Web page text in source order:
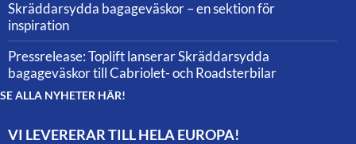
Skräddarsydda bagageväskor – en sektion för
inspiration
Pressrelease: Toplift lanserar Skräddarsydda
bagageväskor till Cabriolet- och Roadsterbilar
SE ALLA NYHETER HÄR!
VI LEVERERAR TILL HELA EUROPA!